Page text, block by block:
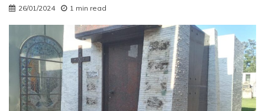
26/01/2024 1 min read